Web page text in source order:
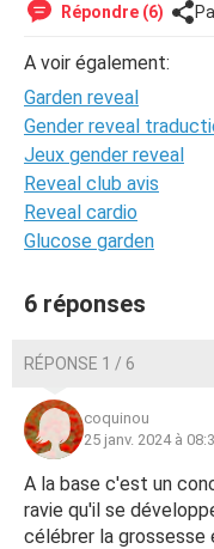
Répondre (6)
A voir également:
Garden reveal
Gender reveal
Jeux gender reveal
Reveal club avis
Reveal cardio
Glucose garden
6 réponses
RÉPONSE 1 / 6
coquinou
25 janv. 2024 à
A la base c'est un
ravie qu'il se
célébrer la